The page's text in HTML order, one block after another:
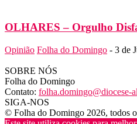
OLHARES – Orgulho
Opinião Folha do Domingo - 3 de
SOBRE NÓS
Folha do Domingo
Contato: folha.domingo@diocese-
SIGA-NOS
© Folha do Domingo 2026, todos